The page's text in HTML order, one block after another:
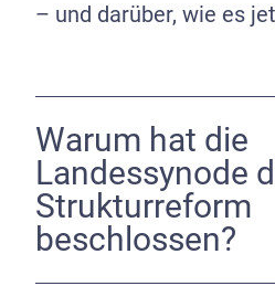
– und darüber, wie es
Warum hat die
Landessynode
Strukturreform
beschlossen?